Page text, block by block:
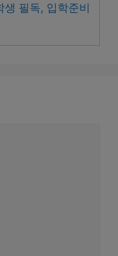
필독, 입학준비